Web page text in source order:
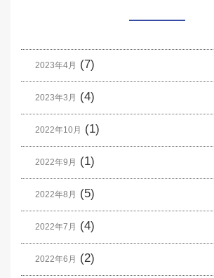
2023年4月 (7)
2023年3月 (4)
2022年10月 (1)
2022年9月 (1)
2022年8月 (5)
2022年7月 (4)
2022年6月 (2)